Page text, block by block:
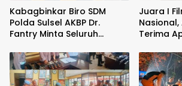
Kabagbinkar Biro SDM
Polda Sulsel AKBP Dr.
Fantry Minta Seluruh
Debu
Juara I
Terima